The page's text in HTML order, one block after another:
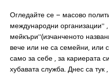
Огледайте се – масово
международни
мейкъри”(изчанченото
вече или не са семейни, или
само за себе , за кариерата
хубавата служба. Днес са